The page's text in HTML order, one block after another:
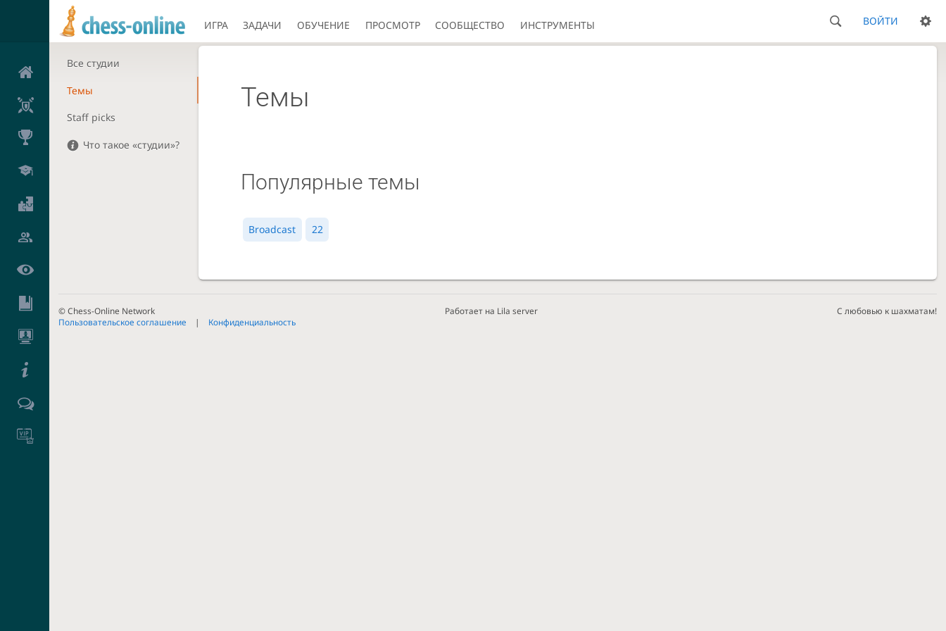
ИГРА ЗАДАЧИ ОБУЧЕНИЕ ПРОСМОТР СООБЩЕСТВО ИНСТРУМЕНТЫ ВОЙТИ
Все студии
Темы
Staff picks
Что такое «студии»?
Темы
Популярные темы
Broadcast 22
© Chess-Online Network
Пользовательское соглашение
Конфиденциальность
Работает на Lila server С любовью к шахматам!